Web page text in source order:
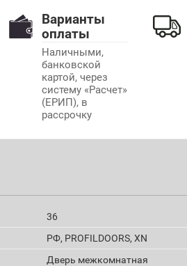
Варианты
оплаты
Наличными,
банковской
картой, через
систему «Расчет»
(ЕРИП), в
рассрочку
36
РФ, PROFILDOORS, XN
Дверь межкомнатная